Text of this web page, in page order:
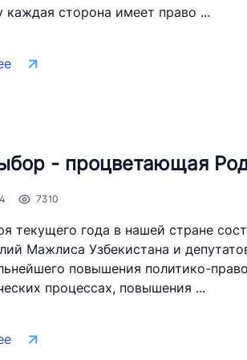
каждая сторона имеет право ...
- процветающая
7310
текущего года в нашей стране
Мажлиса Узбекистана и
повышения политико-
процессах, повышения ...